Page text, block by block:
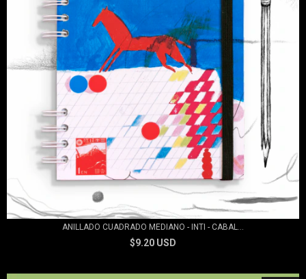
ANILLADO CUADRADO MEDIANO - INTI - CABAL...
$9.20 USD